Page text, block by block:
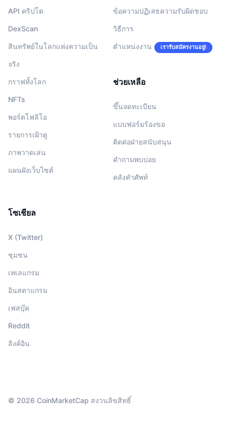
API คริปโต
DexScan
สินทรัพย์ในโลกแห่งความเป็น
จริง
กราฟทั้งโลก
NFTs
พอร์ตโฟลิโอ
รายการเฝ้าดู
ภาพวาดเล่น
แผนผังเว็บไซต์
ข้อความปฏิเสธความรับผิดชอบ
วิธีการ
ตำแหน่งงาน เรารับสมัครงานอยู่!
ช่วยเหลือ
ขึ้นจดทะเบียน
แบบฟอร์มร้องขอ
ติดต่อฝ่ายสนับสนุน
คำถามพบบ่อย
คลังคำศัพท์
โซเชียล
X (Twitter)
ชุมชน
เทเลแกรม
อินสตาแกรม
เฟสบุ๊ค
Reddit
ลิงค์อิน
© 2026 CoinMarketCap สงวนลิขสิทธิ์